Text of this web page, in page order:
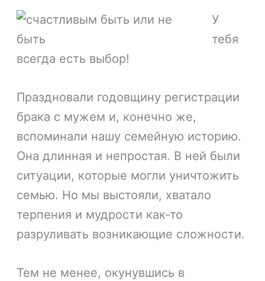
У
тебя
всегда есть выбор!
Праздновали годовщину регистрации
брака с мужем и, конечно же,
вспоминали нашу семейную историю.
Она длинная и непростая. В ней были
ситуации, которые могли уничтожить
семью. Но мы выстояли, хватало
терпения и мудрости как-то
разруливать возникающие сложности.
Тем не менее, окунувшись в